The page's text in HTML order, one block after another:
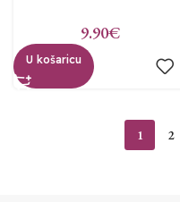
9.90€
U košaricu
1 2